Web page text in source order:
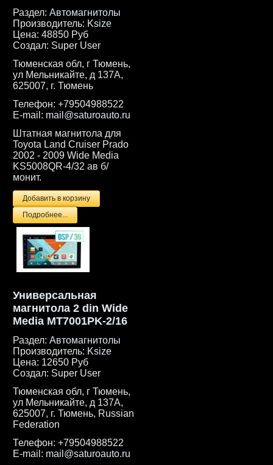
Раздел:Автомагнитолы
Производитель: Ksize
Цена:48850 Руб
Создал: Super User
Тюменская обл, г Тюмень,
ул Мельникайте, д 137А,
625007, г. Тюмень
Телефон:+79504988522
E-mail: mail@saturoauto.ru
Штатная магнитола для
Toyota Land Cruiser Prado
2002 - 2009 Wide Media
KS5008QR-4/32 ав б/
монит.
Подробнее...
Универсальная
магнитола 2 din Wide
Media MT7001PK-2/16
Раздел:Автомагнитолы
Производитель: Ksize
Цена: 12650 Руб
Создал: Super User
Тюменская обл, г Тюмень,
ул Мельникайте, д 137А,
625007, г. Тюмень, Russian
Federation
Телефон:+79504988522
E-mail: mail@saturoauto.ru